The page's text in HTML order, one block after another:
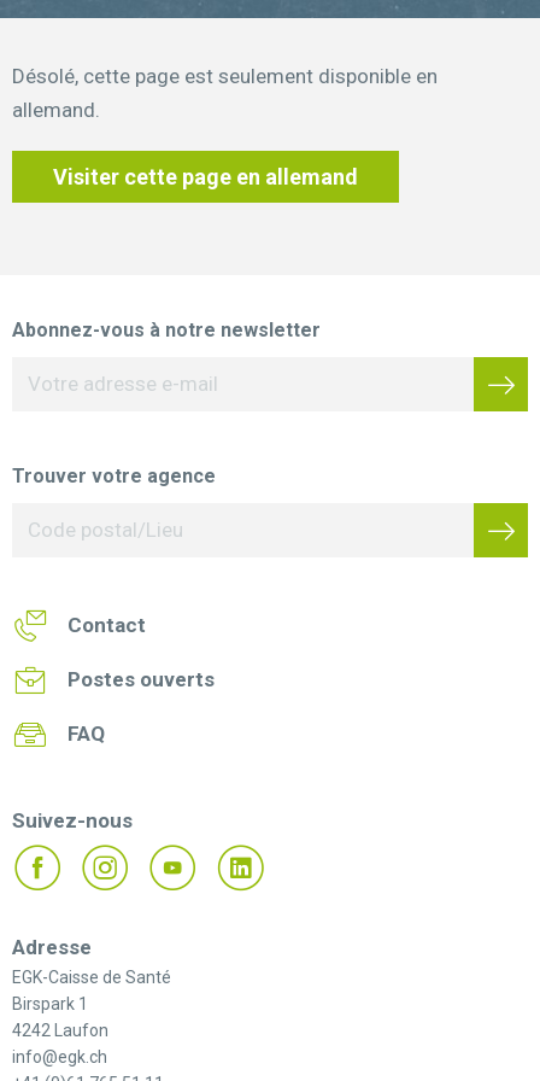
Désolé, cette page est seulement disponible en
allemand.
Visiter cette page en allemand
Abonnez-vous à notre newsletter
Trouver votre agence
Contact
Postes ouverts
FAQ
Suivez-nous
Adresse
EGK-Caisse de Santé
Birspark 1
4242 Laufon
info@egk.ch